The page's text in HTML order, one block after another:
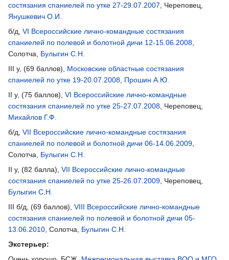
состязания спаниелей по утке 27-29.07.2007 , Череповец,
Янушкевич О.И.
б/д, VI Всероссийские лично-командные состязания
спаниелей по полевой и болотной дичи 12-15.06.2008
Солотча, Булыгин С.Н.
III у, (69 баллов), Московские областные состязания
спаниелей по утке 19-20.07.2008 Прошин А.Ю.
II у, (75 баллов), VI Всероссийские лично-командные
состязания спаниелей по утке 25-27.07.2008 , Череповец,
Михайлов Г.Ф.
б/д, VII Всероссийские лично-командные состязания
спаниелей по полевой и болотной дичи 06-14.06.2009
Солотча, Булыгин С.Н.
II у, (82 балла), VII Всероссийские лично-командные
состязания спаниелей по утке 25-26.07.2009 , Череповец,
Булыгин С.Н.
III б/д, (69 баллов), VIII Всероссийские лично-командные
состязания спаниелей по полевой и болотной дичи 05-
13.06.2010 , Солотча, Булыгин С.Н.
Экстерьер: